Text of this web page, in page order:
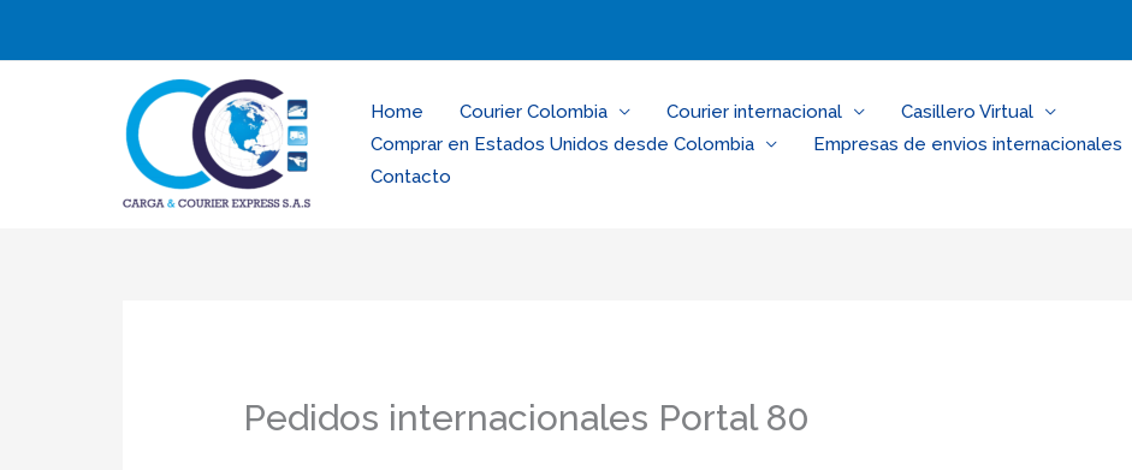
Home Courier Colombia Courier internacional
Casillero Virtual
Comprar en Estados Unidos desde Colombia
Empresas de envios internacionales
Contacto
Pedidos internacionales Portal 80